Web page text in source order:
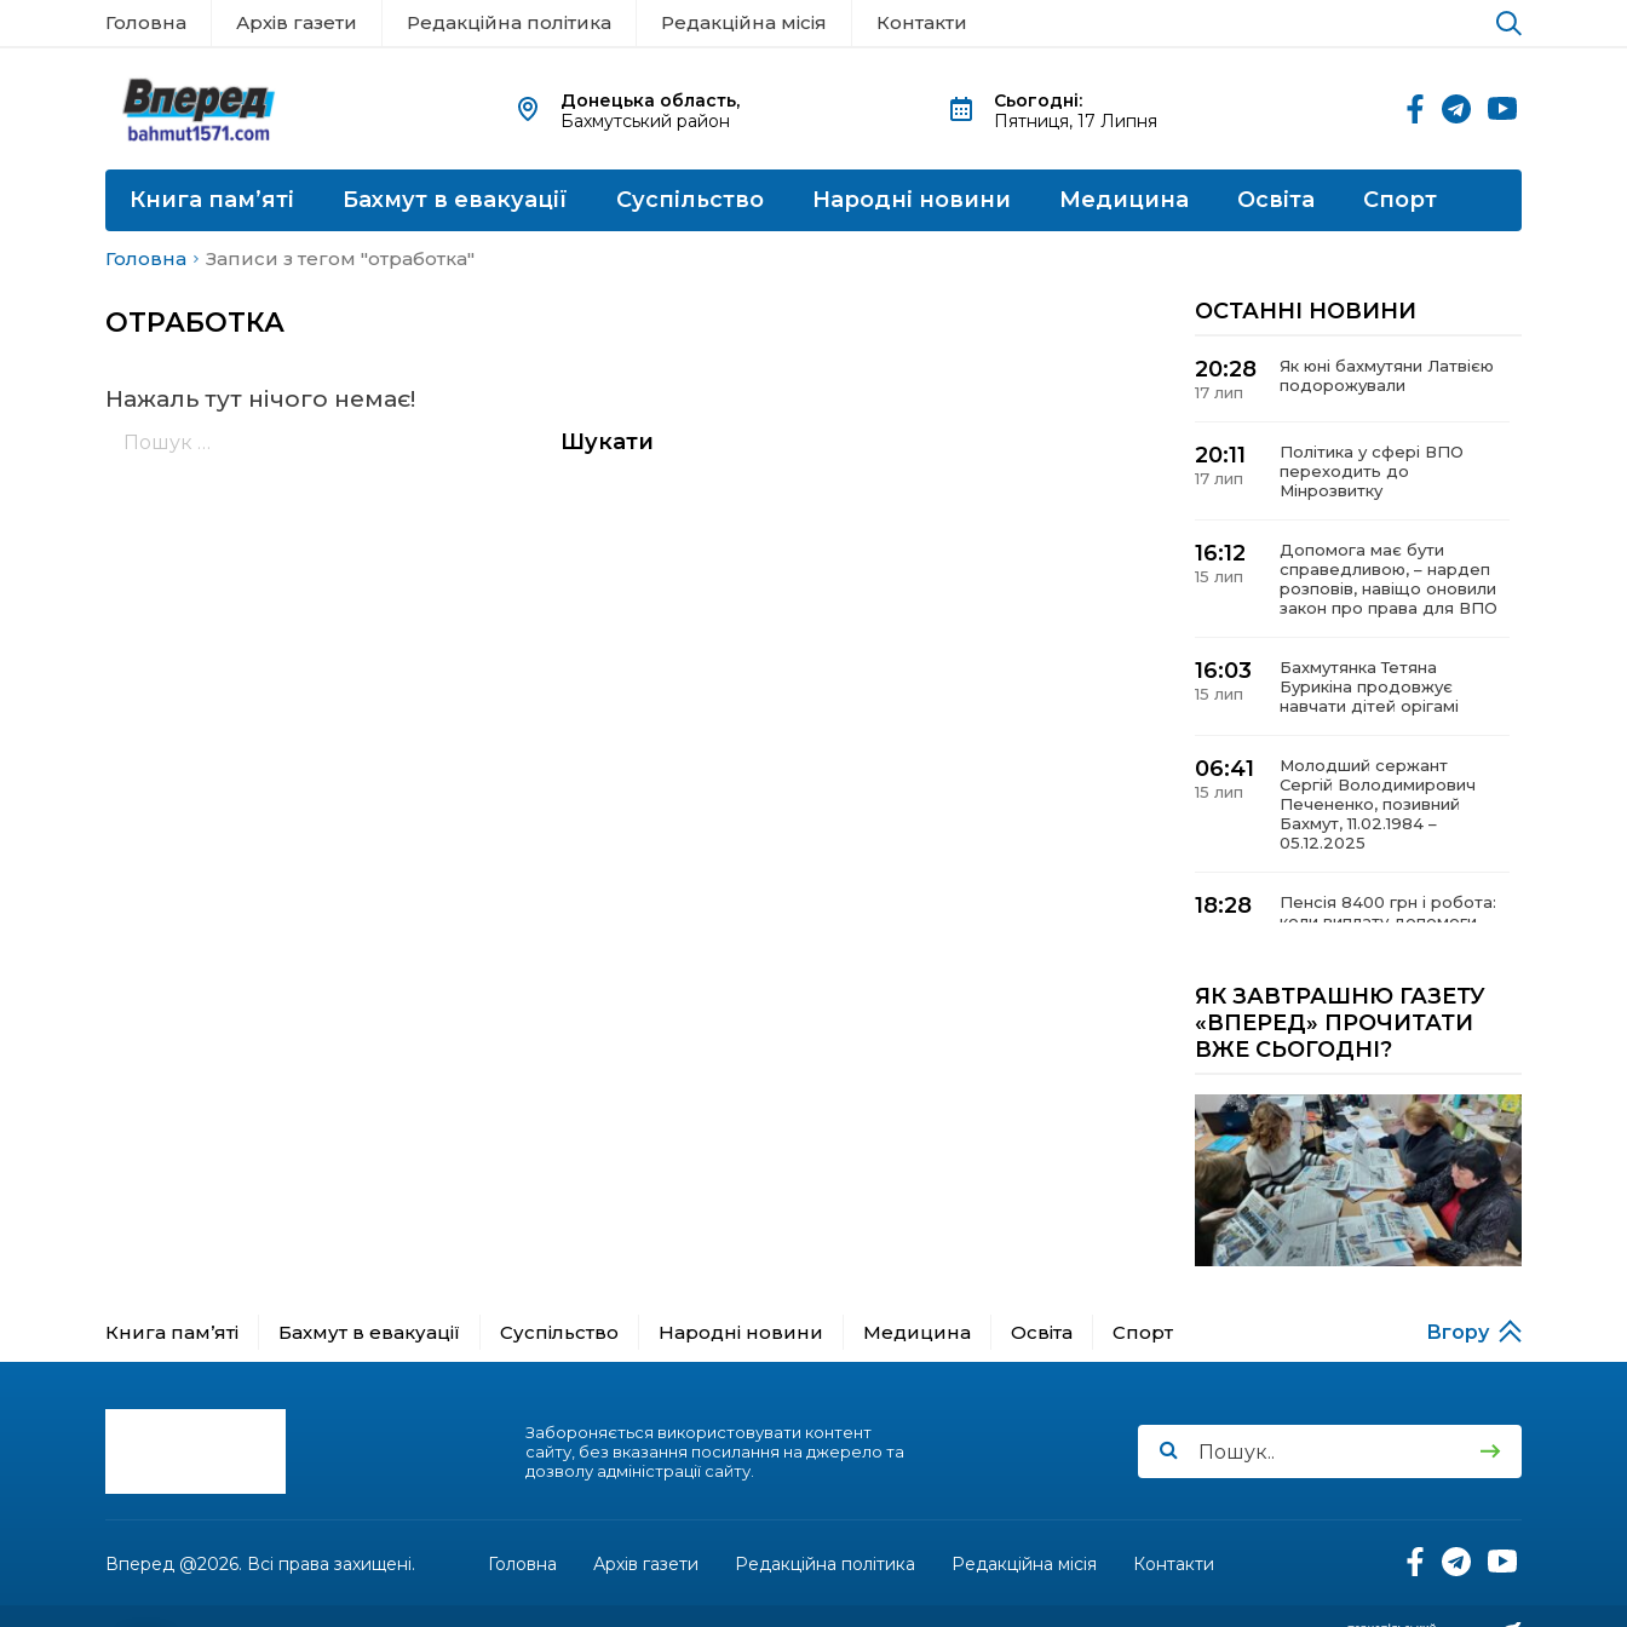
Головна Архів газети Редакційна політика Редакційна місія Контакти
Донецька область,
Бахмутський район
Сьогодні:
Пятниця, 17 Липня
Книга пам’яті Бахмут в евакуації Суспільство Народні новини Медицина Освіта Спорт
Головна Записи з тегом "отработка"
ОТРАБОТКА
Нажаль тут нічого немає!
ОСТАННІ НОВИНИ
20:28
17 лип
Як юні бахмутяни Латвією
подорожували
20:11
17 лип
Політика у сфері ВПО
переходить до
Мінрозвитку
16:12
15 лип
Допомога має бути
справедливою, – нардеп
розповів, навіщо оновили
закон про права для ВПО
16:03
15 лип
Бахмутянка Тетяна
Бурикіна продовжує
навчати дітей орігамі
06:41
15 лип
Молодший сержант
Сергій Володимирович
Печененко, позивний
Бахмут, 11.02.1984 –
05.12.2025
18:28
Пенсія 8400 грн і робота:
коли виплату допомоги
18:24
14 лип
В Україні створять
Координаційну раду з
питань ВПО та
за кордону
18:15
14 лип
Бахмутський код на
Гощанщині: коли традиції
єднають громади
17:25
Маленькі бахмутяни у
10 лип
Морські мушлі в техніці
макраме
17:07
10 лип
Бахмутяни вибороли
настільного тенісу
08 лип
Юна бахмутянка Кіра
Радченко долучилася до
унікального інклюзивного
проєкту «КОЛО
ЯК ЗАВТРАШНЮ ГАЗЕТУ
«ВПЕРЕД» ПРОЧИТАТИ
ВЖЕ СЬОГОДНІ?
Книга пам’яті Бахмут в евакуації Суспільство Народні новини Медицина Освіта Спорт Вгору
Забороняється використовувати контент
сайту, без вказання посилання на джерело та
дозволу адміністрації сайту.
Вперед @2026. Всі права захищені. Головна Архів газети Редакційна політика Редакційна місія Контакти